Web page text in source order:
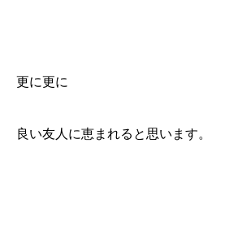
更に更に
良い友人に恵まれると思います。